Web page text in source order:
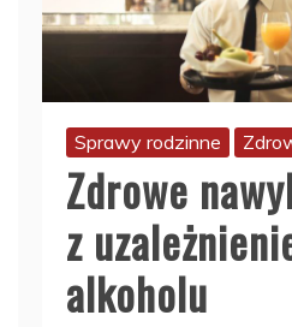
Sprawy rodzinne
Zdrowe
z
alkoholu